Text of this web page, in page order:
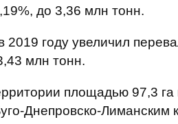
до 3,36 млн тонн.
году увеличил
млн тонн.
площадью 97,3 га
Днепровско-Лиманским